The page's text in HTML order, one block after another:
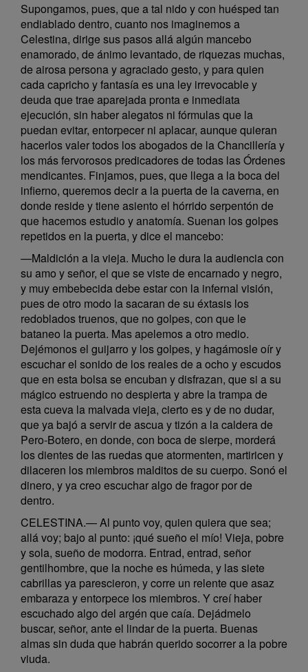
Supongamos, pues, que a tal nido y con huésped tan
endiablado dentro, cuanto nos imaginemos a
Celestina, dirige sus pasos allá algún mancebo
enamorado, de ánimo levantado, de riquezas muchas,
de airosa persona y agraciado gesto, y para quien
cada capricho y fantasía es una ley irrevocable y
deuda que trae aparejada pronta e inmediata
ejecución, sin haber alegatos ni fórmulas que la
puedan evitar, entorpecer ni aplacar, aunque quieran
hacerlos valer todos los abogados de la Chancillería y
los más fervorosos predicadores de todas las Órdenes
mendicantes. Finjamos, pues, que llega a la boca del
infierno, queremos decir a la puerta de la caverna, en
donde reside y tiene asiento el hórrido serpentón de
que hacemos estudio y anatomía. Suenan los golpes
repetidos en la puerta, y dice el mancebo:
—Maldición a la vieja. Mucho le dura la audiencia con
su amo y señor, el que se viste de encarnado y negro,
y muy embebecida debe estar con la infernal visión,
pues de otro modo la sacaran de su éxtasis los
redoblados truenos, que no golpes, con que le
bataneo la puerta. Mas apelemos a otro medio.
Dejémonos el guijarro y los golpes, y hagámosle oír y
escuchar el sonido de los reales de a ocho y escudos
que en esta bolsa se encuban y disfrazan, que si a su
mágico estruendo no despierta y abre la trampa de
esta cueva la malvada vieja, cierto es y de no dudar,
que ya bajó a servir de ascua y tizón a la caldera de
Pero-Botero, en donde, con boca de sierpe, morderá
los dientes de las ruedas que atormenten, martiricen y
dilaceren los miembros malditos de su cuerpo. Sonó el
dinero, y ya creo escuchar algo de fragor por de
dentro.
CELESTINA.— Al punto voy, quien quiera que sea;
allá voy; bajo al punto: ¡qué sueño el mío! Vieja, pobre
y sola, sueño de modorra. Entrad, entrad, señor
gentilhombre, que la noche es húmeda, y las siete
cabrillas ya parescieron, y corre un relente que asaz
embaraza y entorpece los miembros. Y creí haber
escuchado algo del argén que caía. Dejádmelo
buscar, señor, ante el lindar de la puerta. Buenas
almas sin duda que habrán querido socorrer a la pobre
viuda.